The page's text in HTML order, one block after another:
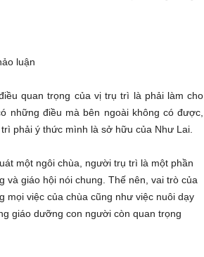
luận
quan trọng của vị trụ trì là phải làm cho
những điều mà bên ngoài không có được,
phải ý thức mình là sở hữu của Như Lai.
một ngôi chùa, người trụ trì là một phần
và giáo hội nói chung. Thế nên, vai trò của
mọi việc của chùa cũng như việc nuôi dạy
giáo dưỡng con người còn quan trọng